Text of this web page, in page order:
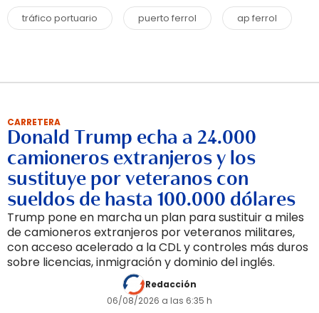
tráfico portuario puerto ferrol ap ferrol
CARRETERA
Donald Trump echa a 24.000
camioneros extranjeros y los
sustituye por veteranos con
sueldos de hasta 100.000 dólares
Trump pone en marcha un plan para sustituir a miles
de camioneros extranjeros por veteranos militares,
con acceso acelerado a la CDL y controles más duros
sobre licencias, inmigración y dominio del inglés.
Redacción
06/08/2026 a las 6:35 h